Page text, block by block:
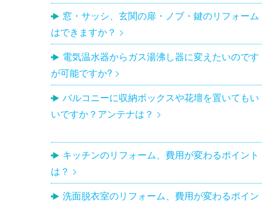
窓・サッシ、玄関の扉・ノブ・鍵のリフォーム
はできますか？
電気温水器からガス湯沸し器に変えたいのです
が可能ですか?
バルコニーに収納ボックスや花壇を置いてもい
いですか？アンテナは？
キッチンのリフォーム、費用が変わるポイント
は？
洗面脱衣室のリフォーム、費用が変わるポイン